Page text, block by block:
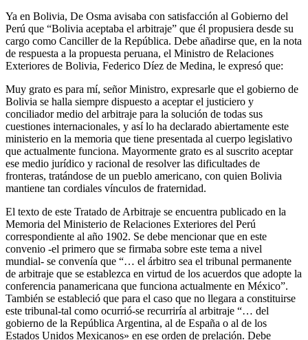
Ya en Bolivia, De Osma avisaba con satisfacción al Gobierno del
Perú que “Bolivia aceptaba el arbitraje” que él propusiera desde su
cargo como Canciller de la República. Debe añadirse que, en la nota
de respuesta a la propuesta peruana, el Ministro de Relaciones
Exteriores de Bolivia, Federico Díez de Medina, le expresó que:
Muy grato es para mí, señor Ministro, expresarle que el gobierno de
Bolivia se halla siempre dispuesto a aceptar el justiciero y
conciliador medio del arbitraje para la solución de todas sus
cuestiones internacionales, y así lo ha declarado abiertamente este
ministerio en la memoria que tiene presentada al cuerpo legislativo
que actualmente funciona. Mayormente grato es al suscrito aceptar
ese medio jurídico y racional de resolver las dificultades de
fronteras, tratándose de un pueblo americano, con quien Bolivia
mantiene tan cordiales vínculos de fraternidad.
El texto de este Tratado de Arbitraje se encuentra publicado en la
Memoria del Ministerio de Relaciones Exteriores del Perú
correspondiente al año 1902. Se debe mencionar que en este
convenio -el primero que se firmaba sobre este tema a nivel
mundial- se convenía que “… el árbitro sea el tribunal permanente
de arbitraje que se establezca en virtud de los acuerdos que adopte la
conferencia panamericana que funciona actualmente en México”.
También se estableció que para el caso que no llegara a constituirse
este tribunal-tal como ocurrió-se recurriría al arbitraje “… del
gobierno de la República Argentina, al de España o al de los
Estados Unidos Mexicanos» en ese orden de prelación. Debe